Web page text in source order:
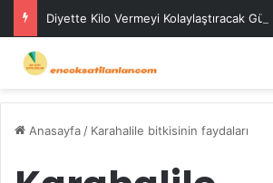
Diyette Kilo Vermeyi Kolaylaştıracak
Anasayfa / Karahalile bitkisinin faydaları